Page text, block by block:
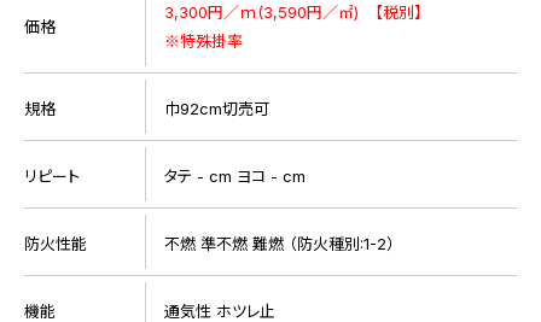
価格
3,300円／ｍ(3,590円／㎡) 【税別】
※特殊掛率
規格 巾92cm切売可
リピート タテ - cm ヨコ - cm
防火性能 不燃 準不燃 難燃 （防火種別:1-2）
機能 通気性 ホツレ止